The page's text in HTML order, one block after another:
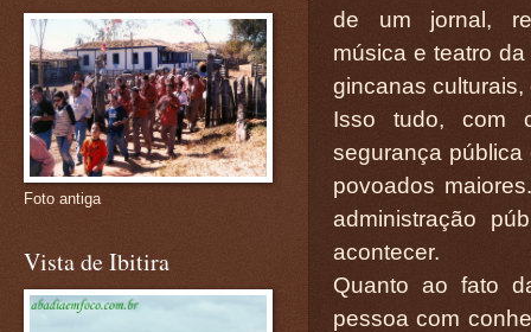
de um jornal,
música e teatro
gincanas
Isso tudo, com
segurança pública
povoados
administração
acontecer.
Quanto ao fato
pessoa com
Foto antiga
Vista de Ibitira